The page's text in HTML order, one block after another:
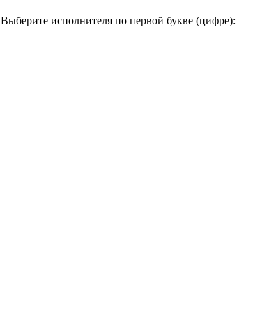
Выберите исполнителя по первой букве (цифре):